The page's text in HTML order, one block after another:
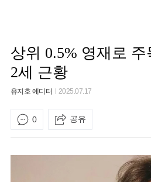
상위 0.5% 영재로
2세 근황
유지호 에디터 2025.07.17
0 공유